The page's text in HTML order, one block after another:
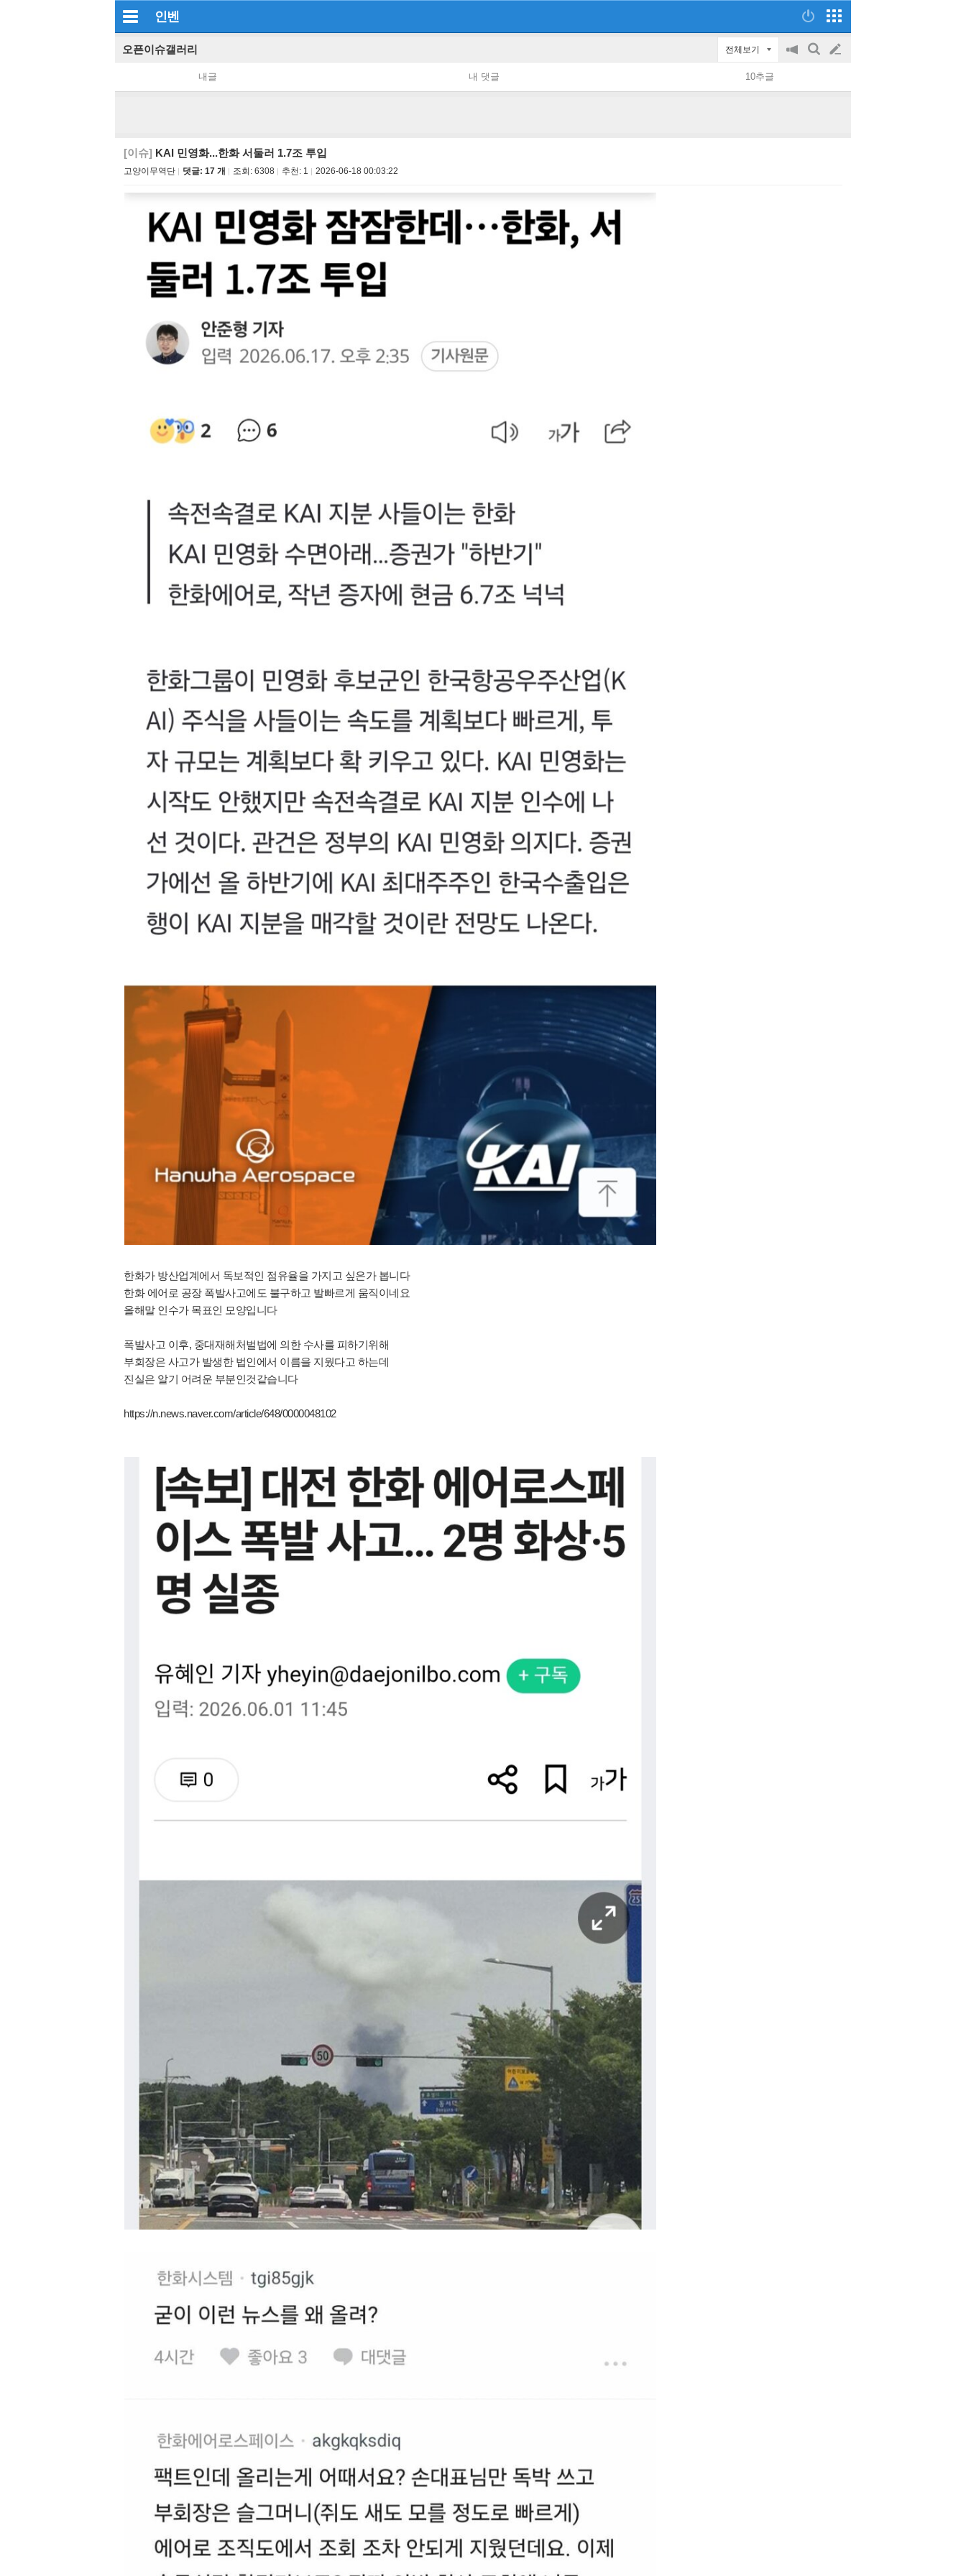
인벤
오픈이슈갤러리 전체보기
공
on/off
검
글
쓰
내글 내 댓글 10추글
[이슈] KAI 민영화...한화 서둘러 1.7조 투입
고양이무역단 댓글: 17 개 조회: 6308 추천: 1 2026-06-18 00:03:22
한화가 방산업계에서 독보적인 점유율을 가지고 싶은가 봅니다
한화 에어로 공장 폭발사고에도 불구하고 발빠르게 움직이네요
올해말 인수가 목표인 모양입니다
폭발사고 이후, 중대재해처벌법에 의한 수사를 피하기위해
부회장은 사고가 발생한 법인에서 이름을 지웠다고 하는데
진실은 알기 어려운 부분인것같습니다
https://n.news.naver.com/article/648/0000048102